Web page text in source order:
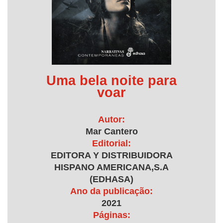
Uma bela noite para
voar
Autor:
Mar Cantero
Editorial:
EDITORA Y DISTRIBUIDORA
HISPANO AMERICANA,S.A
(EDHASA)
Ano da publicação:
2021
Páginas: